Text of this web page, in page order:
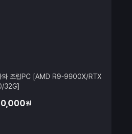
와 조립PC [AMD R9-9900X/RTX
32G]
원